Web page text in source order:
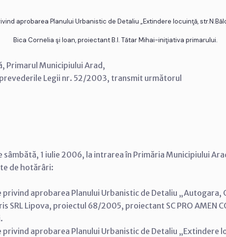
aprobarea Planului Urbanistic de Detaliu „Extindere locuinţă,
Bica Cornelia şi Ioan, proiectant B.I. Tătar Mihai-iniţiativa primarului.
Primarul Municipiului Arad,
Legii nr. 52/2003, transmit următorul
sâmbătă, 1 iulie 2006, la intrarea în Primăria Municipiului
de hotărâri:
aprobarea Planului Urbanistic de Detaliu „Autogara,
SRL Lipova, proiectul 68/2005, proiectant SC PRO AMEN
aprobarea Planului Urbanistic de Detaliu „Extindere